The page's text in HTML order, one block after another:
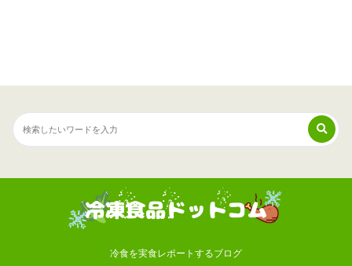
冷食を実食レポートするブログ